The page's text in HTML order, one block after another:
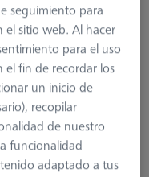
seguimiento para
sitio web. Al hacer
para el uso
el fin de recordar los
un inicio de
recopilar
de nuestro
funcionalidad
adaptado a tus